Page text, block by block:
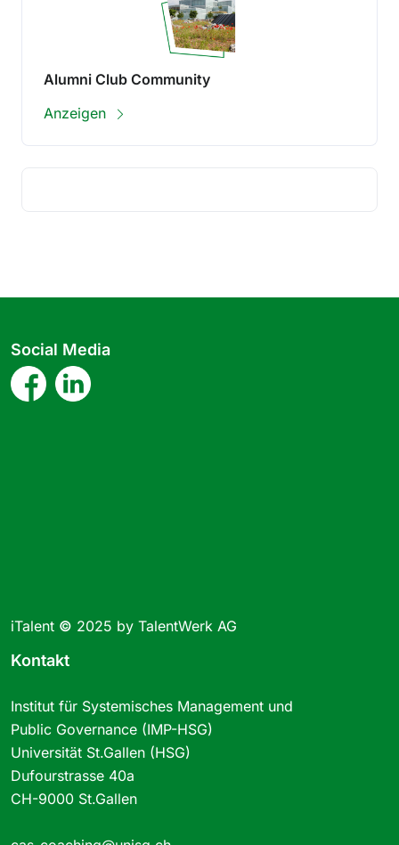
Alumni Club Community
Anzeigen
Social Media
iTalent © 2025 by TalentWerk AG
Kontakt
Institut für Systemisches Management und
Public Governance (IMP-HSG)
Universität St.Gallen (HSG)
Dufourstrasse 40a
CH-9000 St.Gallen